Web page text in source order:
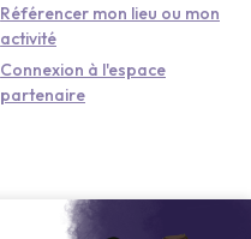
Référencer mon lieu ou mon
activité
Connexion à l'espace
partenaire